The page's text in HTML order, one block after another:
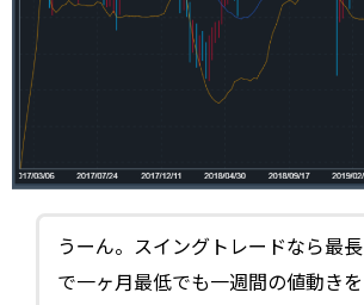
うーん。スイングトレードなら最長
で一ヶ月最低でも一週間の値動きを